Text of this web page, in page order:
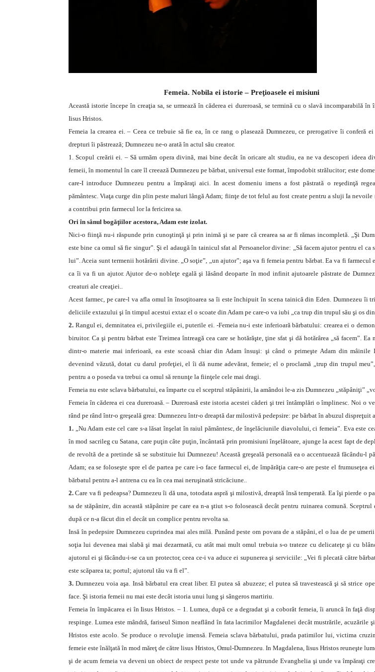
Femeia. Nobila ei istorie – Preţioasele ei misiuni
Această istorie începe în creaţia sa, se urmează în căderea ei dureroasă, se termină cu o slavă incomparabilă în
Iisus Hristos.
Femeia la crearea ei. – Ceea ce trebuie să fie ea, în ce rang o plasează Dumnezeu, ce prerogative îi conferă ei
drepturi îi păstrează; Dumnezeu ne-o arată în actul său creator.
1. Scopul creării ei. – Să urmăm opera divină, mai bine decât în oricare alt studiu, ea ne va descoperi ideea
femeii, în momentul în care îl creează Dumnezeu pe bărbat, universul este format, împodobit strălucitor; este
care-I introduce Dumnezeu pentru a împăraţi aici. In acest domeniu imens a fost păstrată o reşedinţă
pământesc. Viaţa curge din plin peste maluri lângă Adam; fiinţe de tot felul au fost create pentru a sluji Ia nevoile
a contribui prin farmecul lor la fericirea sa.
Ori în sânul bogăţiilor acestora, Adam este izolat.
Nici-o fiinţă nu-i răspunde prin cunoştinţă şi prin inimă şi se pare că crearea sa ar fi rămas incompletă. „Şi
este bine ca omul să fie singur”. Şi el adaugă în tainicul sfat al Persoanelor divine: „Să facem ajutor pentru el ca
lui”. Aceia sunt termenii hotărârii divine. „O soţie”, „un ajutor”; aşa va fi femeia pentru bărbat. Ea va fi farmecul
ca îi va fi un ajutor. Ajutor de-o nobleţe egală şi lăsând deoparte în mod infinit ajutoarele păstrate de
creaturi ale creaţiei..
Acest farmec, pe care-l va afla omul în însoţitoarea sa îi este închipuit în scena tainică din Eden. Dumnezeu îi
deliciile extazului şi în timpul acestui extaz el o scoate din Adam pe care-o va iubi „ca trup din trupul său şi os din
2. Rangul ei, demnitatea ei, privilegiile ei, puterile ei. -Femeia nu-i este inferioară bărbatului: crearea ei o
biruitor. Ca şi pentru bărbat este Treimea întreagă cea care se hotărăşte, ţine sfat şi dă hotărârea „să facem”. Ea
dintr-o materie mai inferioară, ea este scoasă chiar din Adam însuşi: şi când o primeşte Adam din mâinile
devenind văzută, dotat cu darul profeţiei, el îi dă nume adevărat, femeie; el o proclamă „trup din trupul
pentru a o poseda va trebui ca omul să renunţe la fiinţele cele mai dragi.
Femeia nu este sclava bărbatului, ea împarte cu el sceptrul stăpânirii, la amândoi le-a zis Dumnezeu „stăpâniţi”
Femeia în căderea ei cea dureroasă. – Dureroasă este istoria acestei căderi şi trei întâmplări o împlinesc. Noi o
rând pe rând într-o greşeală grea: Dumnezeu într-o dreaptă dar milostivă pedepsire: pe bărbat în abuzul dispreţuit
1. „Nu Adam este cel care s-a lăsat înşelat în raiul pământesc, de înşelăciunile diavolului, ci femeia”. Eva este
în mod sacrileg cu Satana, care puţin câte puţin, încântată prin promisiuni înşelătoare, ajunge la acest fapt de
de revoltă de a pretinde să se substituie Iui Dumnezeu! Această greşeală personală ea o accentuează făcându-l
Adam; ea se foloseşte spre el de partea pe care i-o face farmecul ei, de împărăţia care-o are peste el frumuseţea
bărbatul pentru a-l antrena cu ea în cea mai neruşinată stricăciune..
2.Care va fi pedeapsa? Dumnezeu îi dă una, totodata aspră şi milostivă, dreaptă însă temperată. Ea îşi pierde o
sa de stăpânire, din această stăpânire pe care ea n-a ştiut s-o folosească decât pentru ruinarea comună. Sceptrul
după ce n-a făcut din el decât un complice pentru revolta sa.
Insă în pedepsire Dumnezeu cuprindea mai ales milă. Punând peste om povara de a stăpâni, el o lua de pe
soţia lui devenea mai slabă şi mai dezarmată, cu atât mai mult omul trebuia s-o trateze cu delicateţe şi cu
ajutorul ei şi făcându-i-se ca un protector, ceea ce-i va aduce ei supunerea şi serviciile: „Vei fi plecată către
este scăparea ta; portul; ajutorul tău va fi el”.
3. Dumnezeu voia aşa. Insă bărbatul era creat liber. El putea să abuzeze; el putea să travestească şi să strice
face. Şi istoria femeii nu mai este decât istoria unui lung şi sângeros martiriu.
Femeia în împăcarea ei în Iisus Hristos. – 1. Lumea, după ce a degradat şi a coborât femeia, îi aruncă în faţă
respinge. Lumea este mândră, fariseul Simon neaflând în fata lacrimilor Magdalenei decât mustrările, acuzările
Hristos este acolo. Se produce o revoluţie imensă. Femeia sclava bărbatului, prada patimilor lui, victima
femeie este înălţată în mod măreţ de către lisus Hristos, Omul-Dumnezeu. In Magdalena, Iisus Hristos reuneşte
şi de acum femeia va deveni un obiect de respect peste tot unde va pătrunde Evanghelia şi unde va împăraţi